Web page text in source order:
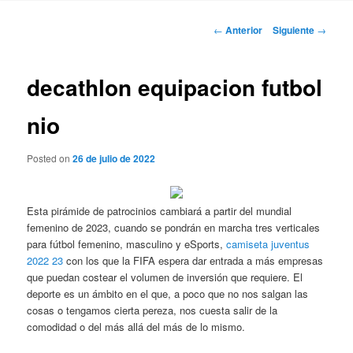
Navegación
← Anterior Siguiente →
decathlon equipacion futbol
nio
Posted on26 de julio de 2022
Esta pirámide de patrocinios cambiará a partir del mundial
femenino de 2023, cuando se pondrán en marcha tres verticales
para fútbol femenino, masculino y eSports,camiseta juventus
2022 23 con los que la FIFA espera dar entrada a más empresas
que puedan costear el volumen de inversión que requiere. El
deporte es un ámbito en el que, a poco que no nos salgan las
cosas o tengamos cierta pereza, nos cuesta salir de la
comodidad o del más allá del más de lo mismo.